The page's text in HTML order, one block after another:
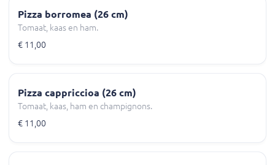
Pizza borromea (26 cm)
Tomaat, kaas en ham.
€ 11,00
Pizza cappriccioa (26 cm)
Tomaat, kaas, ham en champignons.
€ 11,00